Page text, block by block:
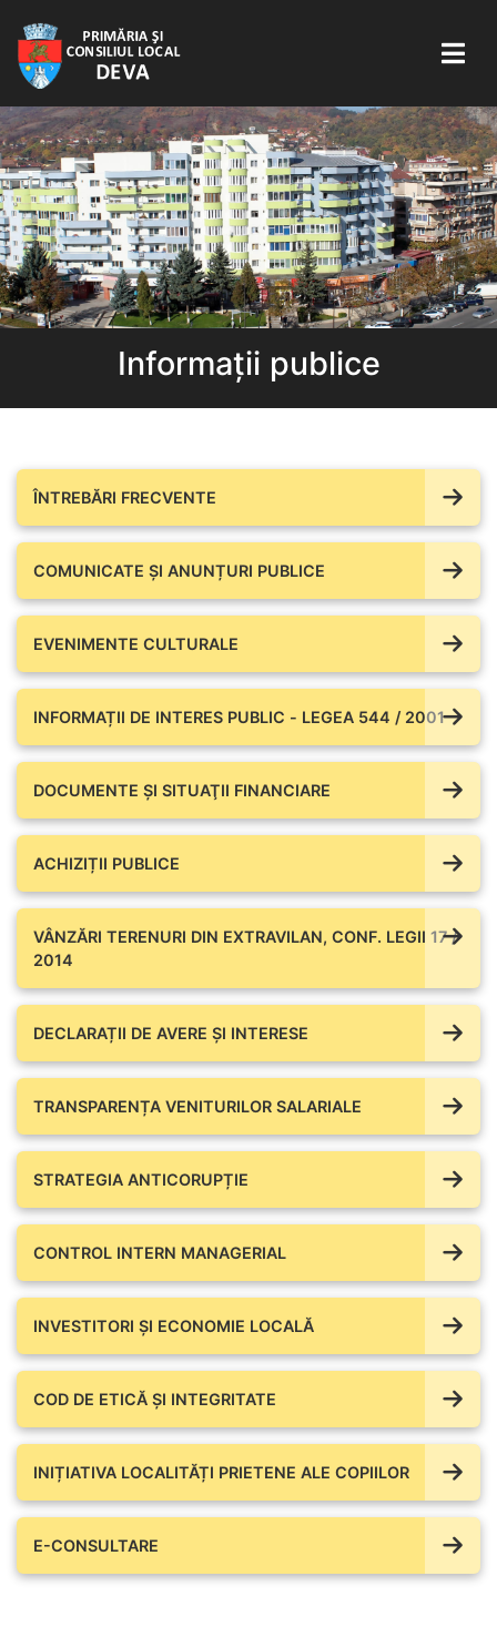
Informații publice
ÎNTREBĂRI FRECVENTE
COMUNICATE ŞI ANUNȚURI PUBLICE
EVENIMENTE CULTURALE
INFORMAȚII DE INTERES PUBLIC - LEGEA 544 / 2001
DOCUMENTE ŞI SITUAŢII FINANCIARE
ACHIZIȚII PUBLICE
VÂNZĂRI TERENURI DIN EXTRAVILAN, CONF. LEGII 17 /
2014
DECLARAȚII DE AVERE ŞI INTERESE
TRANSPARENȚA VENITURILOR SALARIALE
STRATEGIA ANTICORUPȚIE
CONTROL INTERN MANAGERIAL
INVESTITORI ȘI ECONOMIE LOCALĂ
COD DE ETICĂ ȘI INTEGRITATE
INIȚIATIVA LOCALITĂȚI PRIETENE ALE COPIILOR
E-CONSULTARE